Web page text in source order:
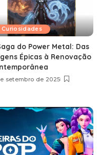
Curiosidades
do Power Metal: Das
Épicas à Renovação
setembro de 2025